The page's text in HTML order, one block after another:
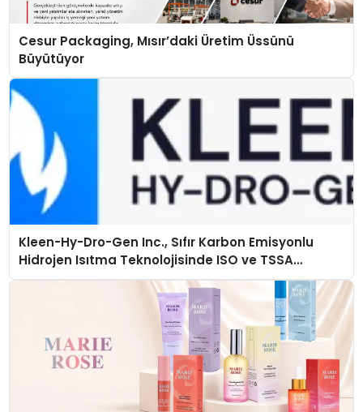
Cesur Packaging, Mısır’daki Üretim Üssünü
Büyütüyor
Kleen-Hy-Dro-Gen Inc., Sıfır Karbon Emisyonlu
Hidrojen Isıtma Teknolojisinde ISO ve TSSA
Düzenleyici Onaylarını Aldı